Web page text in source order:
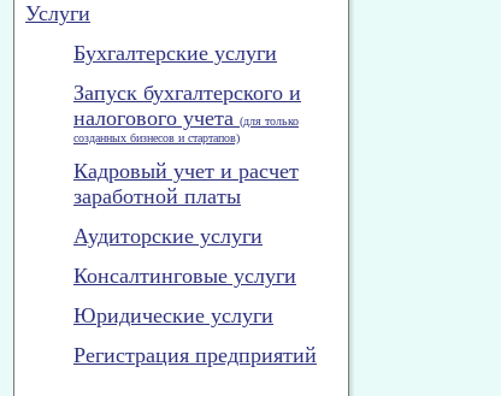
Услуги
Бухгалтерские услуги
Запуск бухгалтерского и
налогового учета (для только
созданных бизнесов и стартапов)
Кадровый учет и расчет
заработной платы
Аудиторские услуги
Консалтинговые услуги
Юридические услуги
Регистрация предприятий